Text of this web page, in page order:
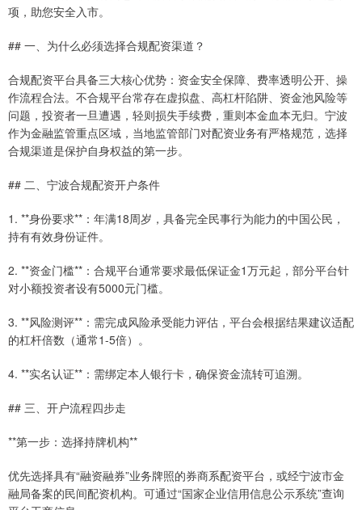
项，助您安全入市。
## 一、为什么必须选择合规配资渠道？
合规配资平台具备三大核心优势：资金安全保障、费率透明公开、操
作流程合法。不合规平台常存在虚拟盘、高杠杆陷阱、资金池风险等
问题，投资者一旦遭遇，轻则损失手续费，重则本金血本无归。宁波
作为金融监管重点区域，当地监管部门对配资业务有严格规范，选择
合规渠道是保护自身权益的第一步。
## 二、宁波合规配资开户条件
1. **身份要求**：年满18周岁，具备完全民事行为能力的中国公民，
持有有效身份证件。
2. **资金门槛**：合规平台通常要求最低保证金1万元起，部分平台针
对小额投资者设有5000元门槛。
3. **风险测评**：需完成风险承受能力评估，平台会根据结果建议适配
的杠杆倍数（通常1-5倍）。
4. **实名认证**：需绑定本人银行卡，确保资金流转可追溯。
## 三、开户流程四步走
**第一步：选择持牌机构**
优先选择具有“融资融券”业务牌照的券商系配资平台，或经宁波市金
融局备案的民间配资机构。可通过“国家企业信用信息公示系统”查询